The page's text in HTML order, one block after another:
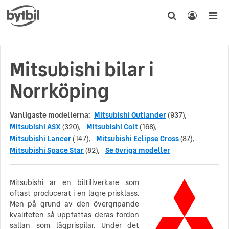
Mitsubishi bilar i
Norrköping
Vanligaste modellerna: Mitsubishi Outlander(937),
Mitsubishi ASX (320), Mitsubishi Colt(168),
Mitsubishi Lancer(147), Mitsubishi Eclipse Cross(87),
Mitsubishi Space Star(82), Se övriga modeller
Mitsubishi är en biltillverkare som
oftast producerat i en lägre prisklass.
Men på grund av den övergripande
kvaliteten så uppfattas deras fordon
sällan som lågprispilar. Under det